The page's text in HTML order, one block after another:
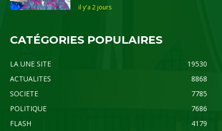
il y'a 2 jours
CATÉGORIES POPULAIRES
LA UNE SITE
19530
ACTUALITES
8868
SOCIETE
7785
POLITIQUE
7686
FLASH
4179